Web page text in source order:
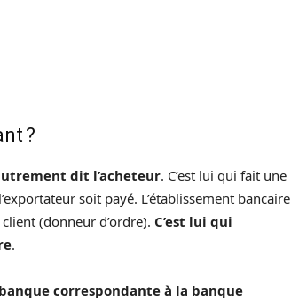
?
dit l’acheteur. C’est lui qui fait une
soit payé. L’établissement bancaire
(donneur d’ordre). C’est lui qui
.
correspondante à la banque